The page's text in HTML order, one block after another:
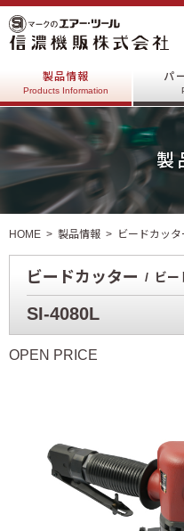
製品情報
Products Information
パ
製
HOME 製品情報 ビードカッタ
ビードカッター ビー
SI-4080L
OPEN PRICE